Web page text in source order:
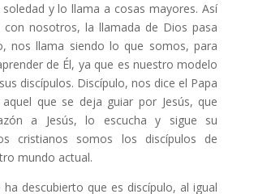
y lo llama a cosas mayores. Así
con nosotros, la llamada de Dios pasa
nos llama siendo lo que somos, para
de Él, ya que es nuestro modelo
discípulos. Discípulo, nos dice el Papa
aquel que se deja guiar por Jesús, que
a Jesús, lo escucha y sigue su
cristianos somos los discípulos de
mundo actual.
ha descubierto que es discípulo, al igual